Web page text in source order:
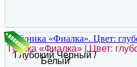
Туника «Фиалка» | Цвет:
Глубокий Чёрный /
Белый